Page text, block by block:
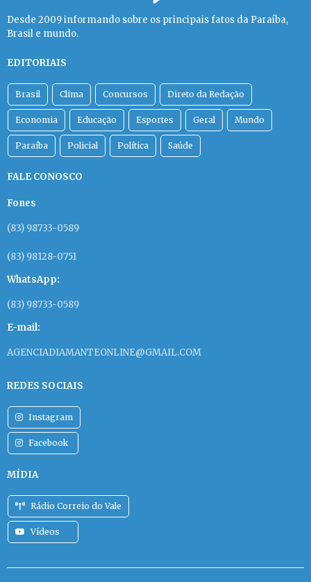
Desde 2009 informando sobre os principais fatos da Paraíba,
Brasil e mundo.
EDITORIAIS
Brasil Clima Concursos Direto da Redação
Economia Educação Esportes Geral Mundo
Paraíba Policial Política Saúde
FALE CONOSCO
Fones
(83) 98733-0589
(83) 98128-0751
WhatsApp:
(83) 98733-0589
E-mail:
AGENCIADIAMANTEONLINE@GMAIL.COM
REDES SOCIAIS
Instagram
Facebook
MÍDIA
Rádio Correio do Vale
Vídeos